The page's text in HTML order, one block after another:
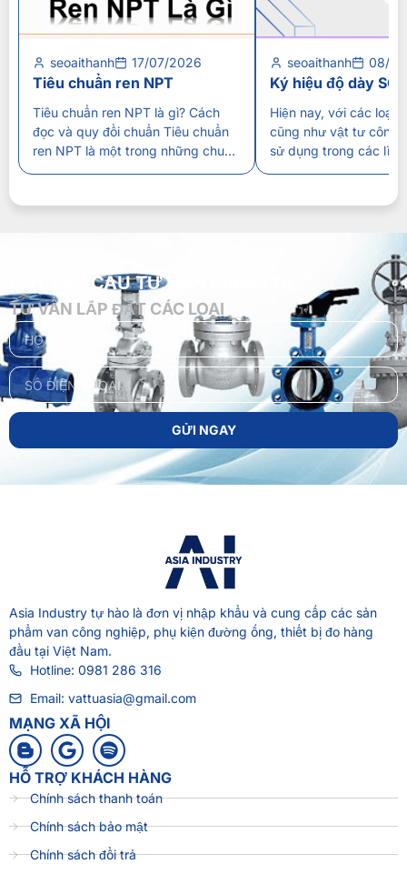
seoaithanh 17/07/2026
Tiêu chuẩn ren NPT
Tiêu chuẩn ren NPT là gì? Cách
đọc và quy đổi chuẩn Tiêu chuẩn
ren NPT là một trong những chuẩn
nghiệp, đặc biệt tại các thiết bị
seoaithanh 08/
Ký hiệu độ dày
Hiện nay, với các loại
cũng như vật tư công
sử dụng trong các
thể hiện về độ dày,
GỬI YÊU CẦU TƯ VẤN MIỄN PHÍ
TƯ VẤN LẮP ĐẶT CÁC LOẠI
GỬI NGAY
Asia Industry tự hào là đơn vị nhập khẩu và cung cấp các sản
phẩm van công nghiệp, phụ kiện đường ống, thiết bị đo hàng
đầu tại Việt Nam.
Hotline: 0981 286 316
Email: vattuasia@gmail.com
MẠNG XÃ HỘI
HỖ TRỢ KHÁCH HÀNG
Chính sách thanh toán
Chính sách bảo mật
Chính sách đổi trả